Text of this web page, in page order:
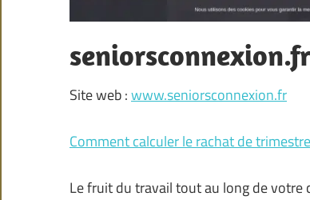
seniorsconnexion.fr
Site web :www.seniorsconnexion.fr
Comment calculer le rachat de
Le fruit du travail tout au long de votre